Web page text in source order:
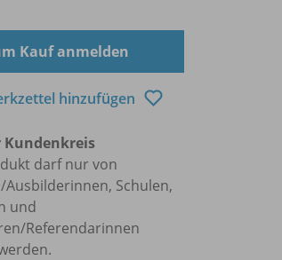
Kauf anmelden
hinzufügen
Kundenkreis
darf nur von
Schulen,
und
Referendarinnen